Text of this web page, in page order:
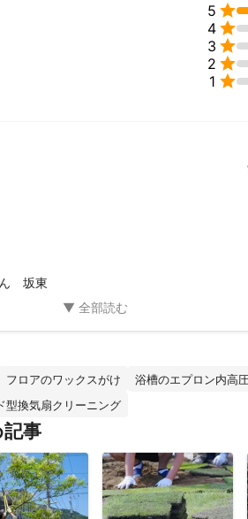
5 
4 
3 
2 
1 
ん 坂東
フロアのワックスがけ
浴槽のエプロン内高
型換気扇クリーニング
事